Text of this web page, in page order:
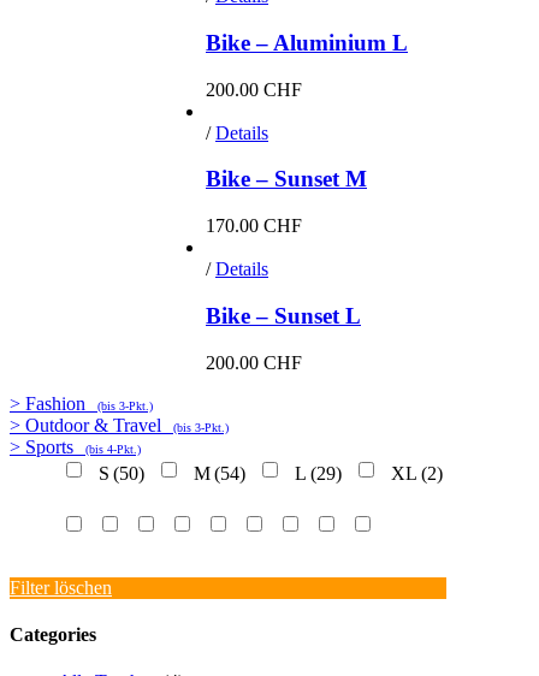
Bike – Aluminium L
200.00 CHF
/ Details
Bike – Sunset M
170.00 CHF
/ Details
Bike – Sunset L
200.00 CHF
> Fashion (bis 3-Pkt.)
> Outdoor & Travel (bis 3-Pkt.)
> Sports (bis 4-Pkt.)
S (50) M(54) L (29) XL (2)
Filter löschen
Categories